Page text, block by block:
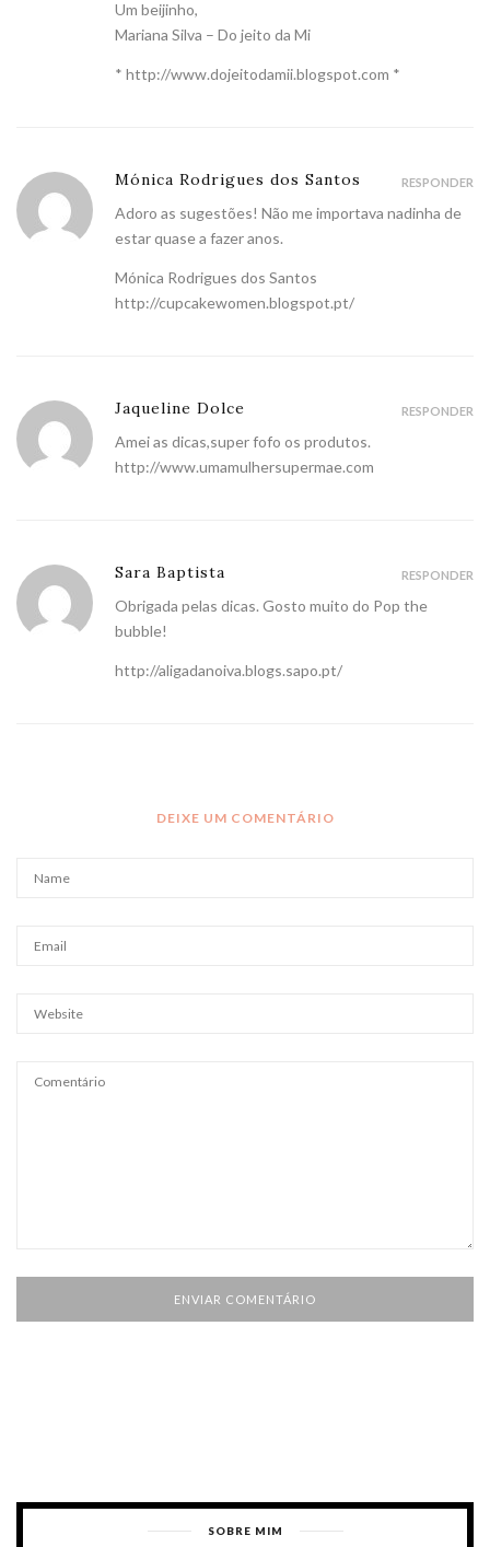
Um beijinho,
Mariana Silva – Do jeito da Mi
* http://www.dojeitodamii.blogspot.com *
Mónica Rodrigues dos Santos
Adoro as sugestões! Não me importava nadinha de
estar quase a fazer anos.
Mónica Rodrigues dos Santos
http://cupcakewomen.blogspot.pt/
RESPONDER
Jaqueline Dolce
Amei as dicas,super fofo os produtos.
http://www.umamulhersupermae.com
RESPONDER
Sara Baptista
Obrigada pelas dicas. Gosto muito do Pop the
bubble!
http://aligadanoiva.blogs.sapo.pt/
RESPONDER
DEIXE UM COMENTÁRIO
SOBRE MIM